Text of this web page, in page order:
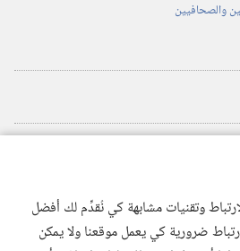
وتقنيات مشابهة كي نُقدِّم لك أفضل
ضرورية كي يعمل موقعنا ولا يمكن
والصحافيين